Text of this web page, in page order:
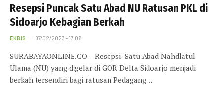
Resepsi Puncak Satu Abad NU Ratusan PKL di
Sidoarjo Kebagian Berkah
EKBIS 07/02/2023 - 17:06
SURABAYAONLINE.CO – Resepsi Satu Abad Nahdlatul
Ulama (NU) yang digelar di GOR Delta Sidoarjo menjadi
berkah tersendiri bagi ratusan Pedagang…